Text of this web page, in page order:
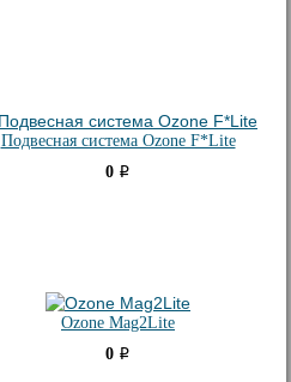
Подвесная система Ozone F*Lite
0 i
Ozone Mag2Lite
0 i